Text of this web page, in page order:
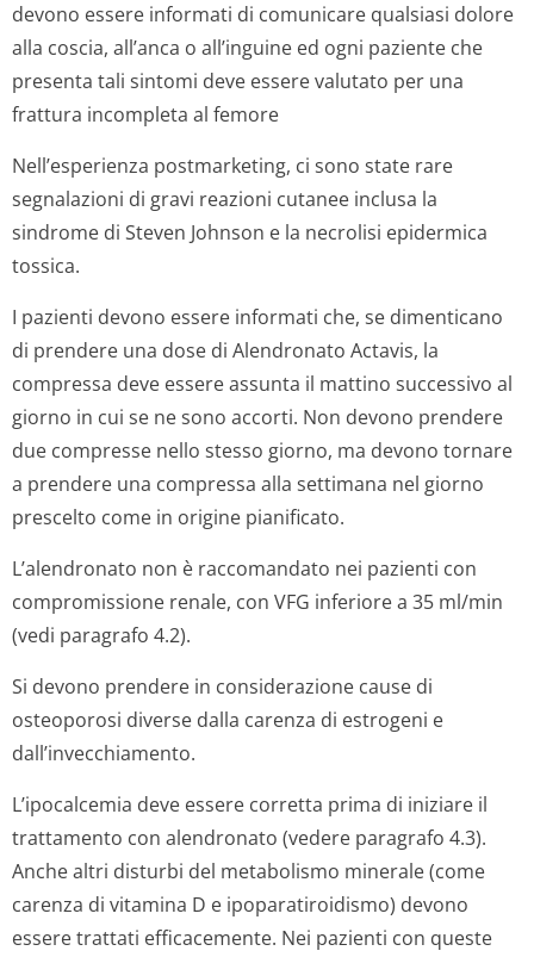
devono essere informati di comunicare qualsiasi dolore
alla coscia, all’anca o all’inguine ed ogni paziente che
presenta tali sintomi deve essere valutato per una
frattura incompleta al femore
Nell’esperienza postmarketing, ci sono state rare
segnalazioni di gravi reazioni cutanee inclusa la
sindrome di Steven Johnson e la necrolisi epidermica
tossica.
I pazienti devono essere informati che, se dimenticano
di prendere una dose di Alendronato Actavis, la
compressa deve essere assunta il mattino successivo al
giorno in cui se ne sono accorti. Non devono prendere
due compresse nello stesso giorno, ma devono tornare
a prendere una compressa alla settimana nel giorno
prescelto come in origine pianificato.
L’alendronato non è raccomandato nei pazienti con
compromissione renale, con VFG inferiore a 35 ml/min
(vedi paragrafo 4.2).
Si devono prendere in considerazione cause di
osteoporosi diverse dalla carenza di estrogeni e
dall’invecchi­amento.
L’ipocalcemia deve essere corretta prima di iniziare il
trattamento con alendronato (vedere paragrafo 4.3).
Anche altri disturbi del metabolismo minerale (come
carenza di vitamina D e ipoparatiroidismo) devono
essere trattati efficacemente. Nei pazienti con queste